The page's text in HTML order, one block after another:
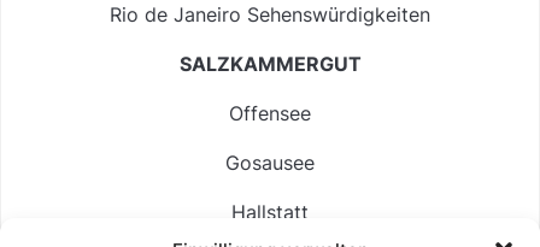
Rio de Janeiro Sehenswürdigkeiten
SALZKAMMERGUT
Offensee
Gosausee
Hallstatt